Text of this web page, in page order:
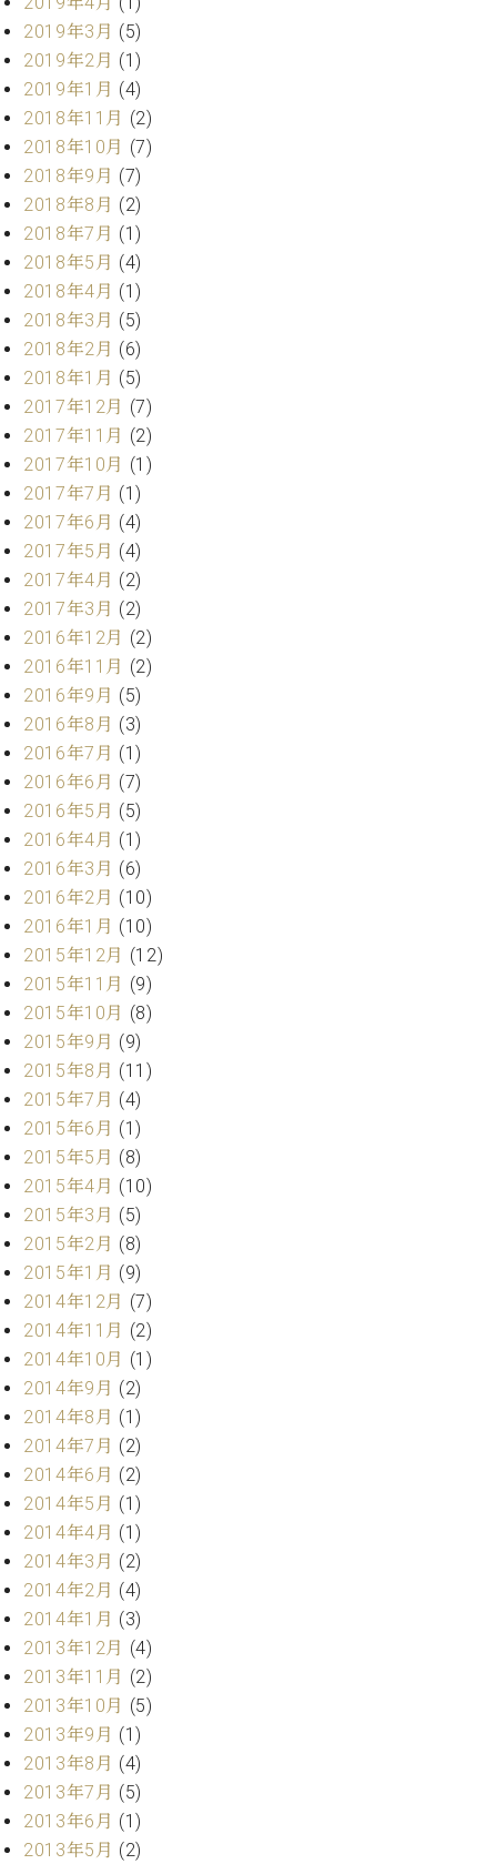
マ
ン
ト
ラ
デ
ィ
シ
ョ
ン
W.
ホ
フ
マ
ン
ヴ
ィ
ジ
ョ
ン
C.BECHSTEIN
Digital(ベ
ヒ
シ
タ
イ
ン
デ
ジ
タ
ル)
セ
タ
ー
ス
タ
ッ
フ
挨
拶
技
術
者
紹
展示
情報
【ユ
ーロ
ピア
ノ特
選中
古】
イ
ベ
ン
ト
報
八
王
子
工
ブ
ロ
グ
ア
ク
セ
お
問
い
合
わ
ア
ー
テ
ィ
ス
ト
ス
タ
マ
ー
サ
ー
ビ
ス
(
調
律
ア
タ
ー
サ
2019年3月 (5)
2019年2月 (1)
2019年1月 (4)
2018年11月 (2)
2018年10月 (7)
2018年9月 (7)
2018年8月 (2)
2018年7月 (1)
2018年5月 (4)
2018年4月 (1)
2018年3月 (5)
2018年2月 (6)
2018年1月 (5)
2017年12月 (7)
2017年11月 (2)
2017年10月 (1)
2017年7月 (1)
2017年6月 (4)
2017年5月 (4)
2017年4月 (2)
2017年3月 (2)
2016年12月 (2)
2016年11月 (2)
2016年9月 (5)
2016年8月 (3)
2016年7月 (1)
2016年6月 (7)
2016年5月 (5)
2016年4月 (1)
2016年3月 (6)
2016年2月 (10)
2016年1月 (10)
2015年12月 (12)
2015年11月 (9)
2015年10月 (8)
2015年9月 (9)
2015年8月 (11)
2015年7月 (4)
2015年6月 (1)
2015年5月 (8)
2015年4月 (10)
2015年3月 (5)
2015年2月 (8)
2015年1月 (9)
2014年12月 (7)
2014年11月 (2)
2014年10月 (1)
2014年9月 (2)
2014年8月 (1)
2014年7月 (2)
2014年6月 (2)
2014年5月 (1)
2014年4月 (1)
2014年3月 (2)
2014年2月 (4)
2014年1月 (3)
2013年12月 (4)
2013年11月 (2)
2013年10月 (5)
2013年9月 (1)
2013年8月 (4)
2013年7月 (5)
2013年6月 (1)
2013年5月 (2)